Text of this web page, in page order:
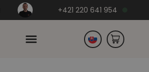
+421 220 641 954